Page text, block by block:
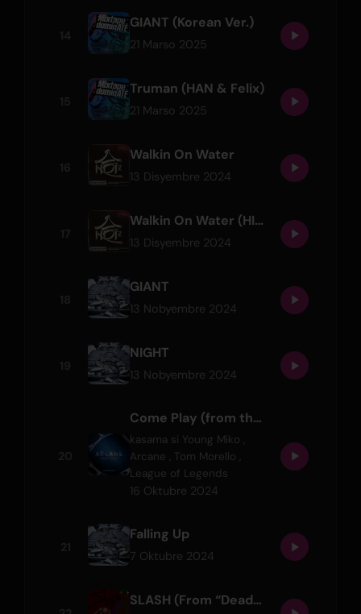
GIANT (Korean Ver.)
21 Marso 2025
Truman (HAN & Felix)
21 Marso 2025
Walkin On Water
13 Disyembre 2024
Walkin On Water (HIP Ver.)
13 Disyembre 2024
GIANT
13 Nobyembre 2024
NIGHT
13 Nobyembre 2024
Come Play (from the series Arcane League of Legends)
kasama si Young Miko
Arcane
Tom Morello
League of Legends
16 Oktubre 2024
Falling Up
7 Oktubre 2024
SLASH (From “Deadpool & Wolverine”)